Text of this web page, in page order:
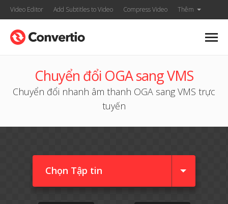
Video Editor Add Subtitles to Video Compress Video Thêm
Chuyển đổi OGA sang VMS
Chuyển đổi nhanh âm thanh OGA sang VMS trực
tuyến
Chọn Tập tin